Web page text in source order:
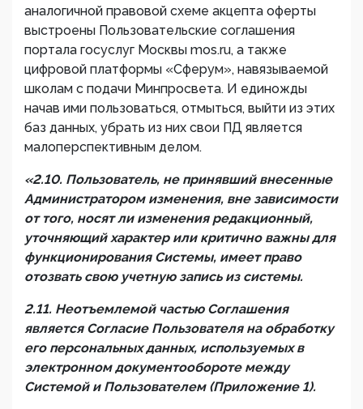
аналогичной правовой схеме акцепта оферты
выстроены Пользовательские соглашения
портала госуслуг Москвы mos.ru, а также
цифровой платформы «Сферум», навязываемой
школам с подачи Минпросвета. И единожды
начав ими пользоваться, отмыться, выйти из этих
баз данных, убрать из них свои ПД является
малоперспективным делом.
«2.10. Пользователь, не принявший внесенные
Администратором изменения, вне зависимости
от того, носят ли изменения редакционный,
уточняющий характер или критично важны для
функционирования Системы, имеет право
отозвать свою учетную запись из системы.
2.11. Неотъемлемой частью Соглашения
является Согласие Пользователя на обработку
его персональных данных, используемых в
электронном документообороте между
Системой и Пользователем (Приложение 1).